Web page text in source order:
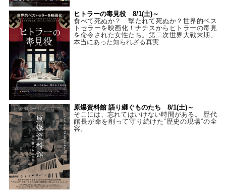
ヒトラーの毒見役 8/1(土)～
食べて死ぬか？ 撃たれて死ぬか？世界的ベス
トセラーを映画化！ナチスからヒトラーの毒見
を命令された女性たち。第二次世界大戦末期、
本当にあった知られざる真実
原爆資料館 語り継ぐものたち 8/1(土)～
そこには、忘れてはいけない時間がある。 歴代
館長が命を削って守り続けた”歴史の現場”の全
容。